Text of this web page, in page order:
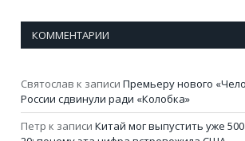
КОММЕНТАРИИ
Святослав к записи Премьеру нового
России сдвинули ради «Колобка»
Петр к записи Китай мог выпустить уже